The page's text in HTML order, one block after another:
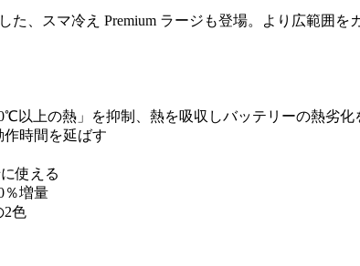
た、スマ冷え Premium ラージも登場。より広範囲
以上の熱」を抑制、熱を吸収しバッテリーの熱劣化
時間を延ばす
使える
％増量
2色